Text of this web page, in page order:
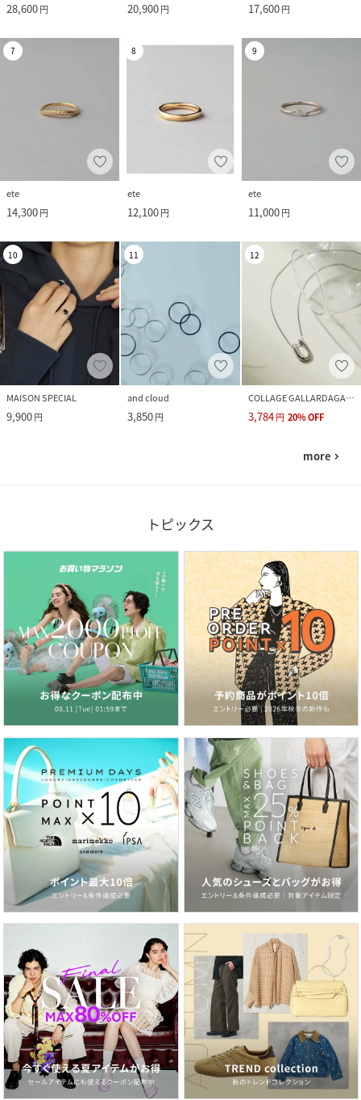
28,600円 20,900円 17,600円
7
ete
14,300円
8
ete
12,100円
9
ete
11,000円
10
MAISON SPECIAL
9,900円
11
and cloud
3,850円
12
COLLAGE GALLARDAGALANTE
3,784円 20%OFF
more navigate_next
トピックス